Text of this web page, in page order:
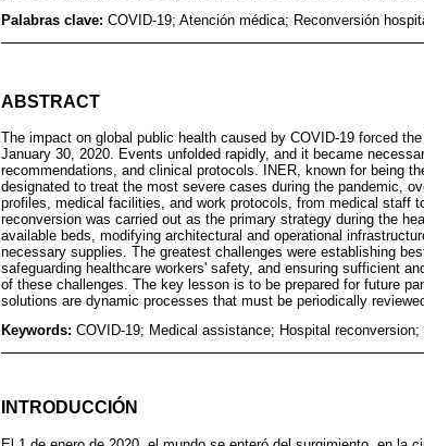
Palabras clave: COVID-19; Atención médica; Reconversión
ABSTRACT
The impact on global public health caused by COVID-19 forced
January 30, 2020. Events unfolded rapidly, and it became
recommendations, and clinical protocols. INER, known for being
designated to treat the most severe cases during the pandemic,
profiles, medical facilities, and work protocols, from medical staff
reconversion was carried out as the primary strategy during the
available beds, modifying architectural and operational
necessary supplies. The greatest challenges were establishing
safeguarding healthcare workers' safety, and ensuring sufficient
of these challenges. The key lesson is to be prepared for future
solutions are dynamic processes that must be periodically
Keywords: COVID-19; Medical assistance; Hospital
INTRODUCCIÓN